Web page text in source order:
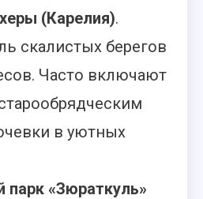
(Карелия).
скалистых берегов
Часто включают
в уютных
парк «Зюраткуль»